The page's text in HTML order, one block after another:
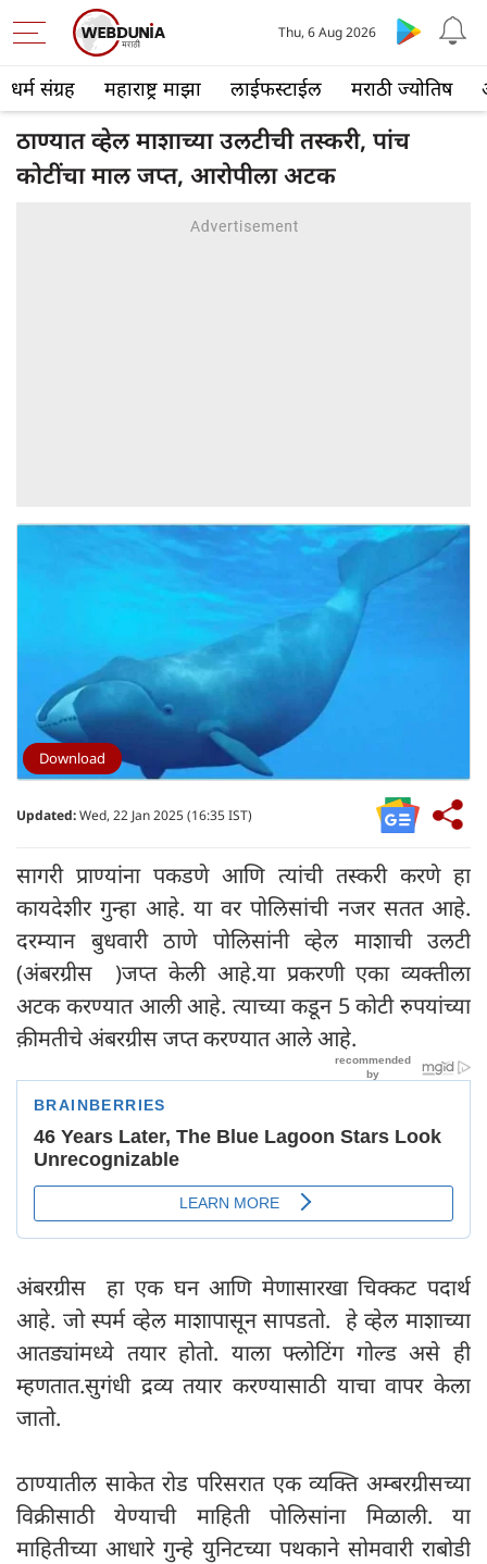
धर्म संग्रह महाराष्ट्र माझा लाईफस्टाईल मराठी ज्योतिष
Thu, 6 Aug 2026
ठाण्यात व्हेल माशाच्या उलटीची तस्करी, पांच
कोटींचा माल जप्त, आरोपीला अटक
Download
Updated:Wed, 22 Jan 2025 (16:35 IST)
सागरी प्राण्यांना पकडणे आणि त्यांची तस्करी करणे हा
कायदेशीर गुन्हा आहे. या वर पोलिसांची नजर सतत आहे.
दरम्यान बुधवारी ठाणे पोलिसांनी व्हेल माशाची उलटी
(अंबरग्रीस )जप्त केली आहे.या प्रकरणी एका व्यक्तीला
अटक करण्यात आली आहे. त्याच्या कडून 5 कोटी रुपयांच्या
क़ीमतीचे अंबरग्रीस जप्त करण्यात आले आहे.
अंबरग्रीस हा एक घन आणि मेणासारखा चिक्कट पदार्थ
आहे. जो स्पर्म व्हेल माशापासून सापडतो. हे व्हेल माशाच्या
आतड्यांमध्ये तयार होतो. याला फ्लोटिंग गोल्ड असे ही
म्हणतात.सुगंधी द्रव्य तयार करण्यासाठी याचा वापर केला
जातो.
ठाण्यातील साकेत रोड परिसरात एक व्यक्ति अम्बरग्रीसच्या
विक्रीसाठी येण्याची माहिती पोलिसांना मिळाली. या
माहितीच्या आधारे गुन्हे युनिटच्या पथकाने सोमवारी राबोडी